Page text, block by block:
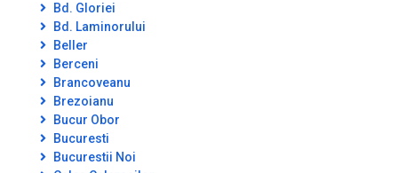
Bd. Gloriei
Bd. Laminorului
Beller
Berceni
Brancoveanu
Brezoianu
Bucur Obor
Bucuresti
Bucurestii Noi